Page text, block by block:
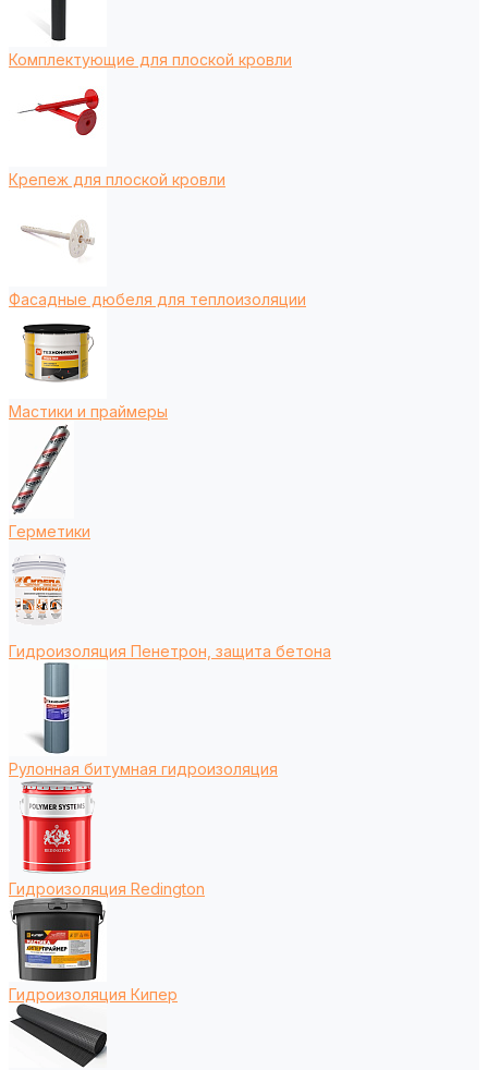
Комплектующие для плоской кровли
Крепеж для плоской кровли
Фасадные дюбеля для теплоизоляции
Мастики и праймеры
Герметики
Гидроизоляция Пенетрон, защита бетона
Рулонная битумная гидроизоляция
Гидроизоляция Redington
Гидроизоляция Кипер